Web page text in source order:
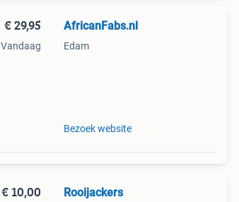
€ 29,95
Vandaag
AfricanFabs.nl
Edam
Bezoek website
€ 10,00 Rooijackers